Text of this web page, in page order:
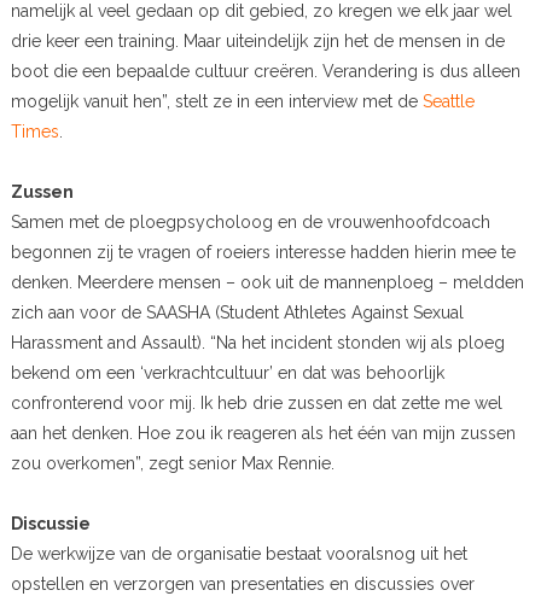
namelijk al veel gedaan op dit gebied, zo kregen we elk jaar wel
drie keer een training. Maar uiteindelijk zijn het de mensen in de
boot die een bepaalde cultuur creëren. Verandering is dus alleen
mogelijk vanuit hen”, stelt ze in een interview met de Seattle
Times
Zussen
Samen met de ploegpsycholoog en de vrouwenhoofdcoach
begonnen zij te vragen of roeiers interesse hadden hierin mee te
denken. Meerdere mensen – ook uit de mannenploeg – meldden
zich aan voor de SAASHA (Student Athletes Against Sexual
Harassment and Assault). “Na het incident stonden wij als ploeg
bekend om een ‘verkrachtcultuur’ en dat was behoorlijk
confronterend voor mij. Ik heb drie zussen en dat zette me wel
aan het denken. Hoe zou ik reageren als het één van mijn zussen
zou overkomen”, zegt senior Max Rennie.
Discussie
De werkwijze van de organisatie bestaat vooralsnog uit het
opstellen en verzorgen van presentaties en discussies over